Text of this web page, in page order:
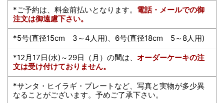
*ご予約は、料金前払いとなります。 電話・メールでの御
注文は御遠慮下さい。
*5号(直径15cm 3～4人用)、6号(直径18cm 5～8人用)
*12月17日(水)～29日（月）の間は、 オーダーケーキの注
文は受け付けておりません。
*サンタ・ヒイラギ・プレートなど、写真と実物が多少異
なることがございます。予めご了承下さい。